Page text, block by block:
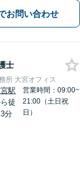
お問い合わせ
士
所 大宮オフィス
駅
徒
分
営業時間：09:00~
21:00（土日祝
日）